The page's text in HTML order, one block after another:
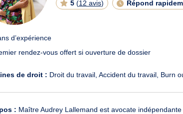
5 (12 avis) Répond
d’expérience
rendez-vous offert si ouverture de dossier
de droit : Droit du travail Accident du travail Burn
: Maître Audrey Lallemand est avocate